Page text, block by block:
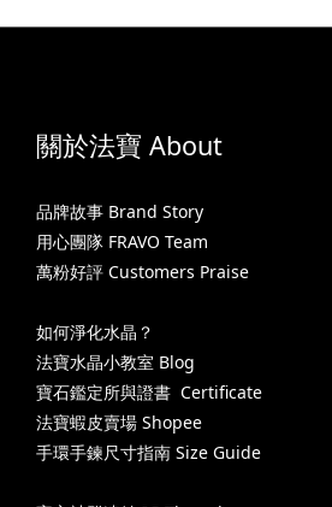
關於法寶 About
品牌故事 Brand Story
用心團隊 FRAVO Team
萬粉好評 Customers Praise
如何淨化水晶？
法寶水晶小教室 Blog
寶石鑑定所與證書 Certificate
法寶蝦皮賣場 Shopee
手環手鍊尺寸指南 Size Guide